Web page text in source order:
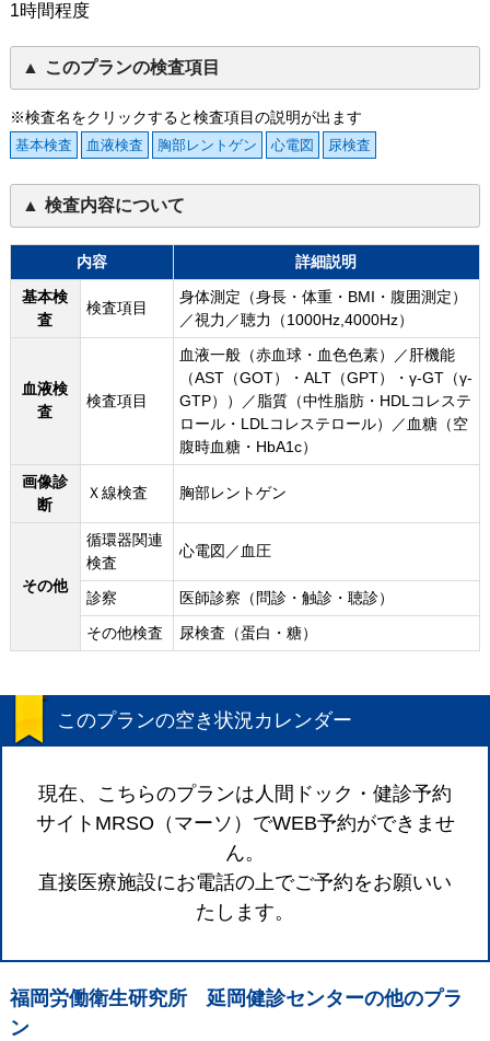
1時間程度
このプランの検査項目
※検査名をクリックすると検査項目の説明が出ます
基本検査 血液検査 胸部レントゲン 心電図 尿検査
検査内容について
内容
詳細説明
基本検
査
検査項目
身体測定（身長・体重・BMI・腹囲測定）
／視力／聴力（1000Hz,4000Hz）
血液検
査
検査項目
血液一般（赤血球・血色色素）／肝機能
（AST（GOT）・ALT（GPT）・γ-GT（γ-
GTP））／脂質（中性脂肪・HDLコレステ
ロール・LDLコレステロール）／血糖（空
腹時血糖・HbA1c）
画像診
断
Ｘ線検査 胸部レントゲン
その他
循環器関連
検査
心電図／血圧
診察
医師診察（問診・触診・聴診）
その他検査
尿検査（蛋白・糖）
このプランの空き状況カレンダー
現在、こちらのプランは人間ドック・健診予約
サイトMRSO（マーソ）でWEB予約ができませ
ん。
直接医療施設にお電話の上でご予約をお願いい
たします。
福岡労働衛生研究所 延岡健診センターの他のプラ
ン